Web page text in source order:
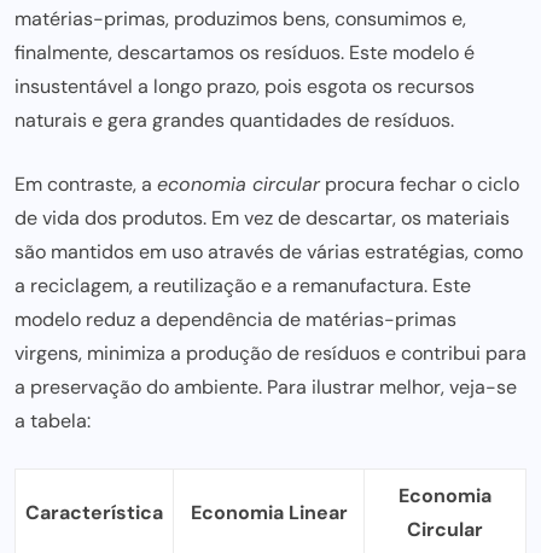
matérias-primas, produzimos bens, consumimos e,
finalmente, descartamos os resíduos. Este modelo é
insustentável a longo prazo, pois esgota os recursos
naturais e gera grandes quantidades de resíduos.
Em contraste, a economia circularprocura fechar o ciclo
de vida dos produtos. Em vez de descartar, os materiais
são mantidos em uso através de várias estratégias, como
a reciclagem, a reutilização e a remanufactura. Este
modelo reduza dependência de matérias-primas
virgens, minimiza a produção de resíduos e contribui para
a preservação do ambiente. Para ilustrar melhor, veja-se
a tabela:
Característica Economia Linear
Economia
Circular